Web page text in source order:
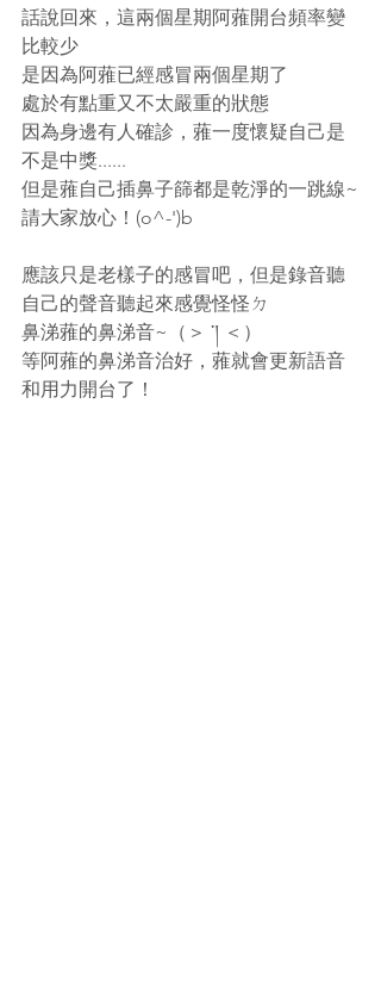
話說回來，這兩個星期阿蕥開台頻率變
比較少
是因為阿蕥已經感冒兩個星期了
處於有點重又不太嚴重的狀態
因為身邊有人確診，蕥一度懷疑自己是
不是中獎......
但是蕥自己插鼻子篩都是乾淨的一跳線~
請大家放心！(o^-')b
應該只是老樣子的感冒吧，但是錄音聽
自己的聲音聽起來感覺怪怪ㄉ
鼻涕蕥的鼻涕音~（＞ ་། ＜）
等阿蕥的鼻涕音治好，蕥就會更新語音
和用力開台了！